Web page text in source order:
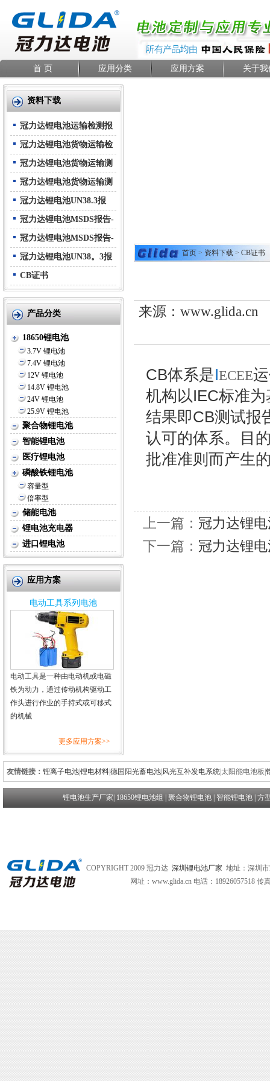
首 页 应用分类 应用方案 关于我
资料下载
冠力达锂电池运输检测报
告-空运
冠力达锂电池货物运输检
测报告--海运
冠力达锂电池货物运输测
试报告(与设备)-空运
冠力达锂电池货物运输测
试报告(与设备)-海运
冠力达锂电池UN38.3报
告-中文
冠力达锂电池MSDS报告-
中文
冠力达锂电池MSDS报告-
英文
冠力达锂电池UN38。3报
告-英文
CB证书
产品分类
18650锂电池
3.7V 锂电池
7.4V 锂电池
12V 锂电池
14.8V 锂电池
24V 锂电池
25.9V 锂电池
聚合物锂电池
智能锂电池
医疗锂电池
磷酸铁锂电池
容量型
倍率型
储能电池
锂电池充电器
进口锂电池
应用方案
电动工具系列电池
电动工具是一种由电动机或电磁
铁为动力，通过传动机构驱动工
作头进行作业的手持式或可移式
的机械
更多应用方案>>
首页 > 资料下载 > CB证书
来源：
CB体系是IECEE
机构以IEC标准
结果即CB测试报
认可的体系。目
批准准则而产生
上一篇： 冠力达锂
下一篇： 冠力达锂
友情链接： 锂离子电池锂电材料德国阳光蓄电池 风光互补发电系统 太阳能电池板
锂电池生产厂家 18650锂电池组 聚合物锂电池| 智能锂电池| 方
COPYRIGHT 2009 冠力达 深圳锂电池厂家 地址：深圳
网址：www.glida.cn 电话：18926057518 传